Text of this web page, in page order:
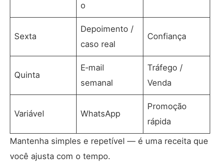
o
Sexta
Depoimento /
caso real
Confiança
Quinta
E‑mail
semanal
Tráfego /
Venda
Variável WhatsApp
Promoção
rápida
Mantenha simples e repetível — é uma receita que
você ajusta com o tempo.